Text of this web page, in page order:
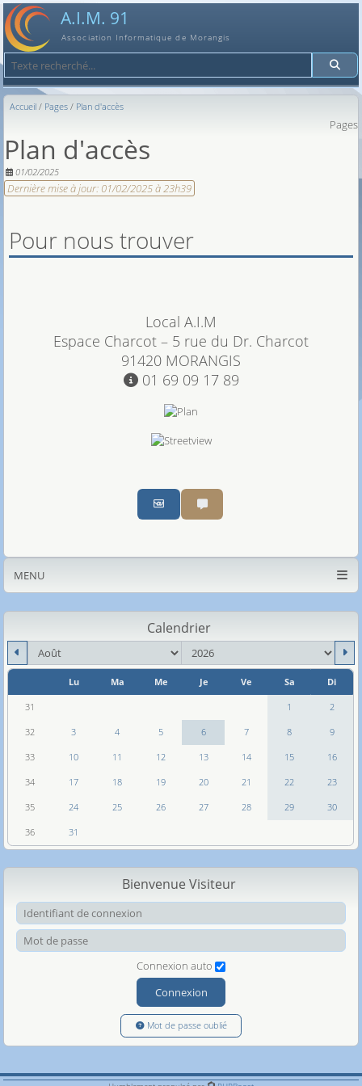
A.I.M. 91
Association Informatique de Morangis
Recherche
MENU
Calendrier
mois
an
Lu Ma Me Je Ve Sa Di
31 1 2
32 3 4 5 6 7 8 9
33 10 11 12 13 14 15 16
34 17 18 19 20 21 22 23
35 24 25 26 27 28 29 30
36 31
Bienvenue Visiteur
Connexion auto
Connexion
Mot de passe oublié
Accueil Pages Plan d'accès
Pages
Plan d'accès
01/02/2025
Dernière mise à jour: 01/02/2025 à 23h39
Pour nous trouver
Local A.I.M
Espace Charcot – 5 rue du Dr. Charcot
91420 MORANGIS
01 69 09 17 89
Partager par email